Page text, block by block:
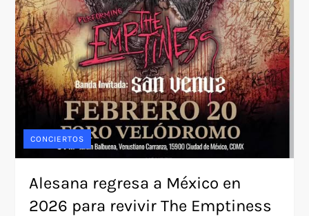
CONCIERTOS
Alesana regresa a México en
2026 para revivir The Emptiness